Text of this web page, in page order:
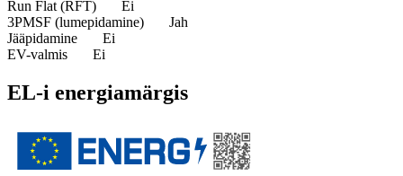
Run Flat (RFT)
Ei
3PMSF (lumepidamine)
Jah
Jääpidamine
Ei
EV-valmis
Ei
EL-i energiamärgis